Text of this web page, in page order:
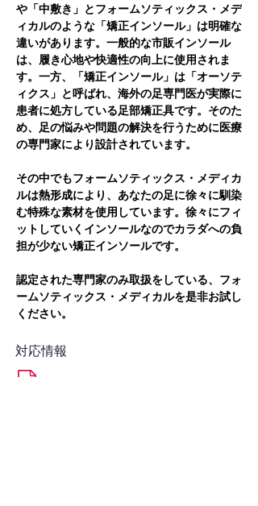
や「中敷き」とフォームソティックス・メデ
ィカルのような「矯正インソール」は明確な
違いがあります。一般的な市販インソール
は、履き心地や快適性の向上に使用されま
す。一方、「矯正インソール」は「オーソテ
ィクス」と呼ばれ、海外の足専門医が実際に
患者に処方している足部矯正具です。そのた
め、足の悩みや問題の解決を行うために医療
の専門家により設計されています。
その中でもフォームソティックス・メディカ
ルは熱形成により、あなたの足に徐々に馴染
む特殊な素材を使用しています。徐々にフィ
ットしていくインソールなのでカラダへの負
担が少ない矯正インソールです。
認定された専門家のみ取扱をしている、フォ
ームソティックス・メディカルを是非お試し
ください。
対応情報